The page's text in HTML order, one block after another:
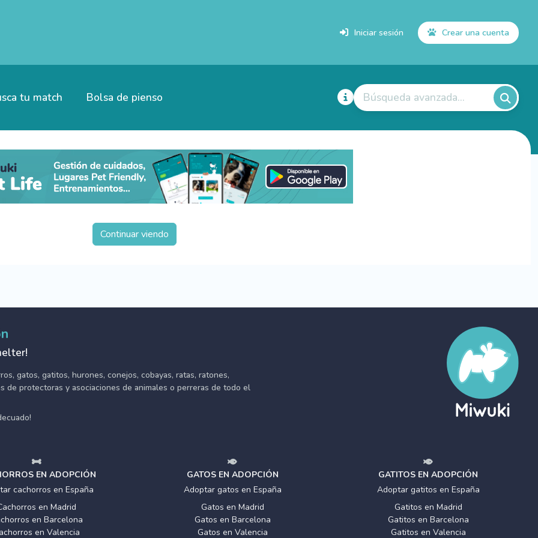
Iniciar sesión Crear una cuenta
tu match Bolsa de pienso Búsqueda avanzada...
Continuar viendo
gatos, gatitos, hurones, conejos, cobayas, ratas, ratones,
de protectoras y asociaciones de animales o perreras de todo el
EN ADOPCIÓN
cachorros en España
en Madrid
en Barcelona
en Valencia
GATOS EN ADOPCIÓN
Adoptar gatos en España
Gatos en Madrid
Gatos en Barcelona
Gatos en Valencia
GATITOS EN ADOPCIÓN
Adoptar gatitos en España
Gatitos en Madrid
Gatitos en Barcelona
Gatitos en Valencia